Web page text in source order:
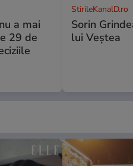
a mai
29 de
StirileKanalD.ro
Sorin
lui Veștea